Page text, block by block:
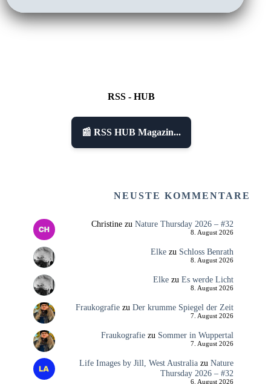
RSS - HUB
📰 RSS HUB Magazin...
NEUSTE KOMMENTARE
Christinezu Nature Thursday 2026 – #32
8. August 2026
Elkezu Schloss Benrath
8. August 2026
Elkezu Es werde Licht
8. August 2026
Fraukografiezu Der krumme Spiegel der Zeit
7. August 2026
Fraukografiezu Sommer in Wuppertal
7. August 2026
Life Images by Jill, West Australiazu Nature
Thursday 2026 – #32
6. August 2026